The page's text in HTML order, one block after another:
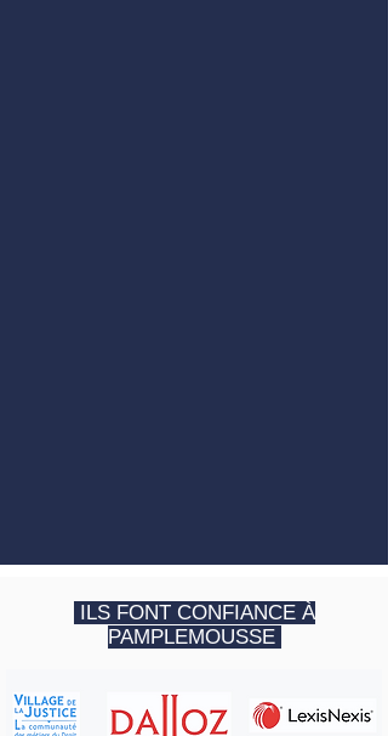
ILS FONT CONFIANCE À
PAMPLEMOUSSE